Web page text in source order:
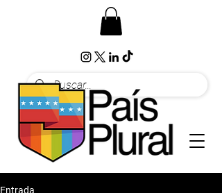
Entrada